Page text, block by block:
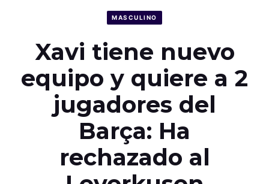
MASCULINO
Xavi tiene nuevo
equipo y quiere a 2
jugadores del
Barça: Ha
rechazado al